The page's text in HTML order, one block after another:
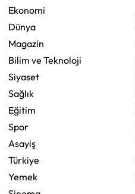
Ekonomi
Dünya
Magazin
Bilim ve Teknoloji
Siyaset
Sağlık
Eğitim
Spor
Asayiş
Türkiye
Yemek